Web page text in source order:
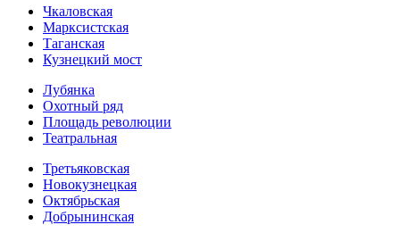
Чкаловская
Марксистская
Таганская
Кузнецкий мост
Лубянка
Охотный ряд
Площадь революции
Театральная
Третьяковская
Новокузнецкая
Октябрьская
Добрынинская